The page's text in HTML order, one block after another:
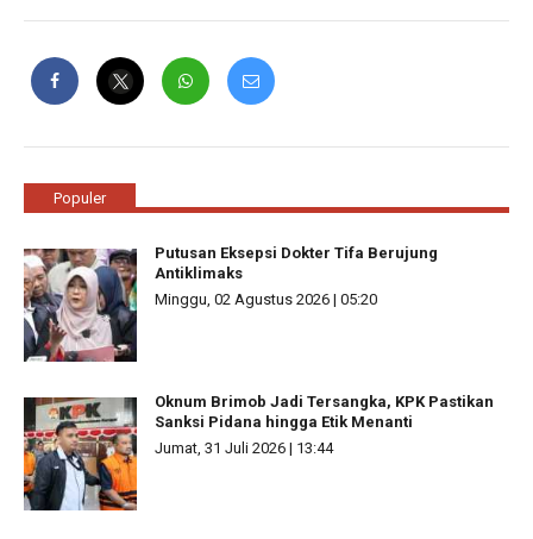
Populer
Putusan Eksepsi Dokter Tifa Berujung
Antiklimaks
Minggu, 02 Agustus 2026 | 05:20
Oknum Brimob Jadi Tersangka, KPK Pastikan
Sanksi Pidana hingga Etik Menanti
Jumat, 31 Juli 2026 | 13:44